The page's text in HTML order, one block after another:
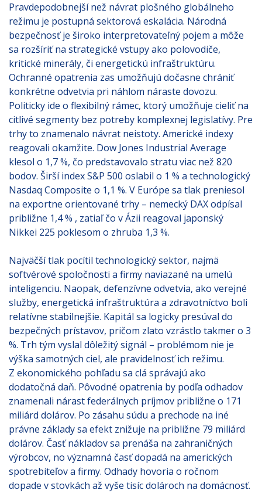
Pravdepodobnejší než návrat plošného globálneho
režimu je postupná sektorová eskalácia. Národná
bezpečnosť je široko interpretovateľný pojem a môže
sa rozšíriť na strategické vstupy ako polovodiče,
kritické minerály, či energetickú infraštruktúru.
Ochranné opatrenia zas umožňujú dočasne chrániť
konkrétne odvetvia pri náhlom náraste dovozu.
Politicky ide o flexibilný rámec, ktorý umožňuje cieliť na
citlivé segmenty bez potreby komplexnej legislatívy. Pre
trhy to znamenalo návrat neistoty. Americké indexy
reagovali okamžite. Dow Jones Industrial Average
klesol o 1,7 %, čo predstavovalo stratu viac než 820
bodov. Širší index S&P 500 oslabil o 1 % a technologický
Nasdaq Composite o 1,1 %. V Európe sa tlak preniesol
na exportne orientované trhy – nemecký DAX odpísal
približne 1,4 % , zatiaľ čo v Ázii reagoval japonský
Nikkei 225 poklesom o zhruba 1,3 %.
Najväčší tlak pocítil technologický sektor, najmä
softvérové spoločnosti a firmy naviazané na umelú
inteligenciu. Naopak, defenzívne odvetvia, ako verejné
služby, energetická infraštruktúra a zdravotníctvo boli
relatívne stabilnejšie. Kapitál sa logicky presúval do
bezpečných prístavov, pričom zlato vzrástlo takmer o 3
%. Trh tým vyslal dôležitý signál – problémom nie je
výška samotných ciel, ale pravidelnosť ich režimu.
Z ekonomického pohľadu sa clá správajú ako
dodatočná daň. Pôvodné opatrenia by podľa odhadov
znamenali nárast federálnych príjmov približne o 171
miliárd dolárov. Po zásahu súdu a prechode na iné
právne základy sa efekt znižuje na približne 79 miliárd
dolárov. Časť nákladov sa prenáša na zahraničných
výrobcov, no významná časť dopadá na amerických
spotrebiteľov a firmy. Odhady hovoria o ročnom
dopade v stovkách až vyše tisíc dolároch na domácnosť.